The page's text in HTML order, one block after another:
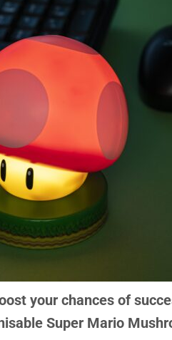
your chances of
Super Mario